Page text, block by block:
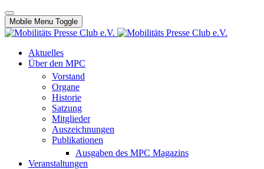
Mobile Menu Toggle
Aktuelles
Über den MPC
Vorstand
Organe
Historie
Satzung
Mitglieder
Auszeichnungen
Publikationen
Ausgaben des MPC Magazins
Veranstaltungen